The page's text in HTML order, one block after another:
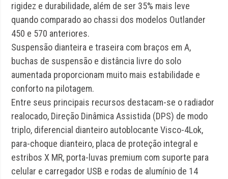
rigidez e durabilidade, além de ser 35% mais leve
quando comparado ao chassi dos modelos Outlander
450 e 570 anteriores.
Suspensão dianteira e traseira com braços em A,
buchas de suspensão e distância livre do solo
aumentada proporcionam muito mais estabilidade e
conforto na pilotagem.
Entre seus principais recursos destacam-se o radiador
realocado, Direção Dinâmica Assistida (DPS) de modo
triplo, diferencial dianteiro autoblocante Visco-4Lok,
para-choque dianteiro, placa de proteção integral e
estribos X MR, porta-luvas premium com suporte para
celular e carregador USB e rodas de alumínio de 14